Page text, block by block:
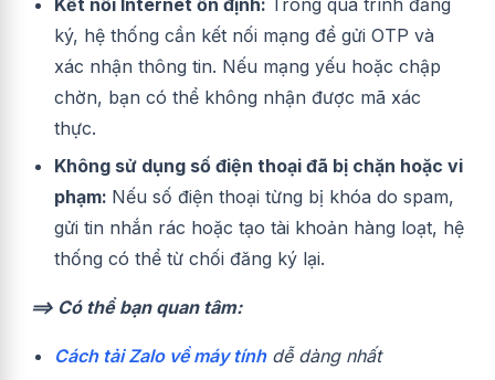
ký, hệ thống cần kết nối mạng để gửi OTP và
xác nhận thông tin. Nếu mạng yếu hoặc chập
chờn, bạn có thể không nhận được mã xác
thực.
Không sử dụng số điện thoại đã bị chặn hoặc vi
phạm: Nếu số điện thoại từng bị khóa do spam,
gửi tin nhắn rác hoặc tạo tài khoản hàng loạt, hệ
thống có thể từ chối đăng ký lại.
==> Có thể bạn quan tâm:
Cách tải Zalo về máy tínhdễ dàng nhất